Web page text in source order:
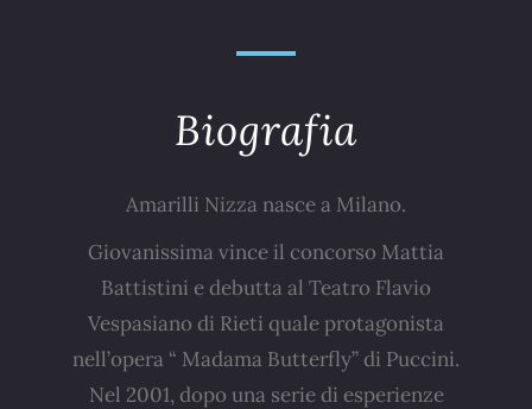
Biografia
Amarilli Nizza nasce a Milano.
Giovanissima vince il concorso Mattia
Battistini e debutta al Teatro Flavio
Vespasiano di Rieti quale protagonista
nell’opera “ Madama Butterfly” di Puccini.
Nel 2001, dopo una serie di esperienze